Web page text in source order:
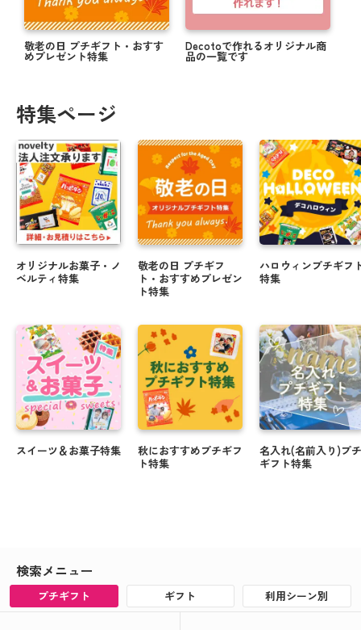
敬老の日 プチギフト・おすす
めプレゼント特集
Decotoで作れるオリジナル商
品の一覧です
特集ページ
オリジナルお菓子・ノ
ベルティ特集
スイーツ＆お菓子特集
敬老の日 プチギフ
ト・おすすめプレゼン
ト特集
秋におすすめプチギフ
ト特集
ハロウィンプチギフ
特集
名入れ(名前入り)プチ
ギフト特集
検索メニュー
プチギフト ギフト 利用シーン別